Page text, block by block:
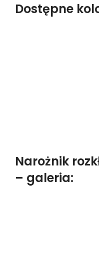
Dostępne
Narożnik
– galeria: